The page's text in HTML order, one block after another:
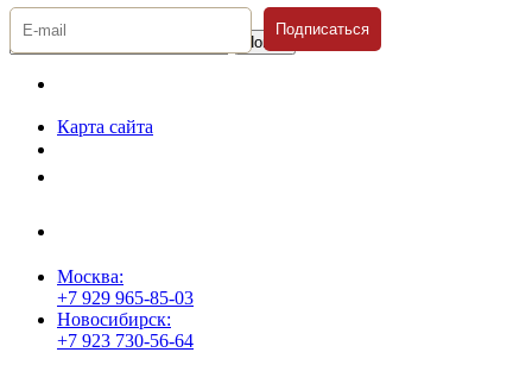
Подписаться
Карта сайта
Москва:
+7 929 965-85-03
Новосибирск:
+7 923 730-56-64